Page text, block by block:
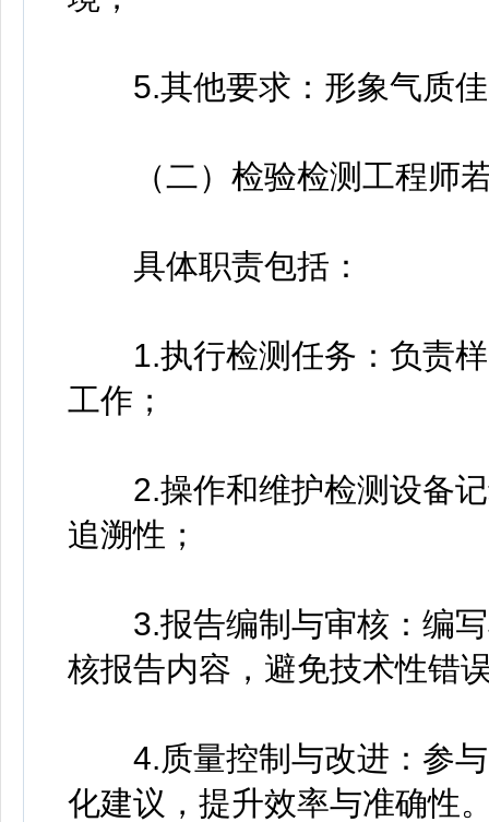
5.其他要求：形象气质佳
（二）检验检测工程师
具体职责包括：
1.执行检测任务：负责样
工作；
2.操作和维护检测设备记
追溯性；
3.报告编制与审核：编写
核报告内容，避免技术性错
4.质量控制与改进：参与
化建议，提升效率与准确性